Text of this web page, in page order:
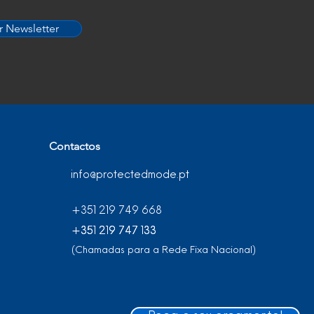
Newsletter
Contactos
info@protectedmode.pt
+351 219 749 668
+351 219 747 133
+351 219 747 133
(Chamadas para a Rede Fixa Nacional)